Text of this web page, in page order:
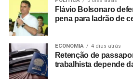
Flávio Bolsonaro
pena para ladrão de
ECONOMIA 4 dias atrás
Retenção de
trabalhista depende